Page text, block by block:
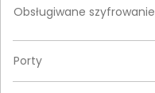
Obsługiwane szyfrowanie
Porty